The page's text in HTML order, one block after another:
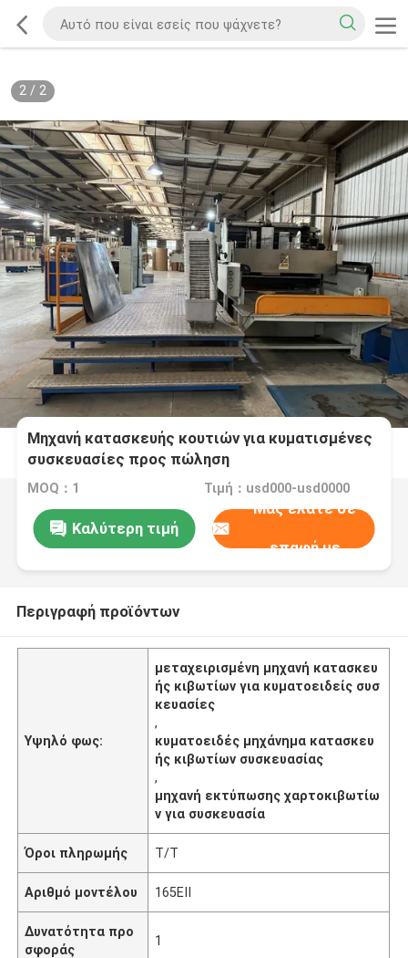
2/ 2
Μηχανή κατασκευής κουτιών για κυματισμένες
συσκευασίες προς πώληση
MOQ：1 Τιμή：usd000-usd0000
Καλύτερη τιμή
Μας ελάτε σε
επαφή με
Περιγραφή προϊόντων
Υψηλό φως:
μεταχειρισμένη μηχανή κατασκευ
ής κιβωτίων για κυματοειδείς συσ
κευασίες
,
κυματοειδές μηχάνημα κατασκευ
ής κιβωτίων συσκευασίας
,
μηχανή εκτύπωσης χαρτοκιβωτίω
ν για συσκευασία
Όροι πληρωμής T/T
Αριθμό μοντέλου 165EII
Δυνατότητα προ
σφοράς
1